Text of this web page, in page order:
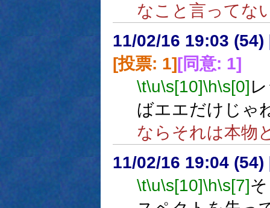
なこと言ってな
11/02/16 19:03 (54)
[投票: 1][同意: 1]
\t\u\s[10]\h\s[0]
ばエエだけじゃ
ならそれは本物
11/02/16 19:04 (54)
\t\u\s[10]\h\s[7]